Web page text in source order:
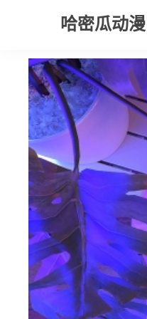
哈密瓜动漫
大家在看 日本动漫